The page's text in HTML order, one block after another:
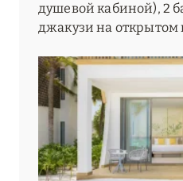
душевой кабиной), 2
джакузи на открытом